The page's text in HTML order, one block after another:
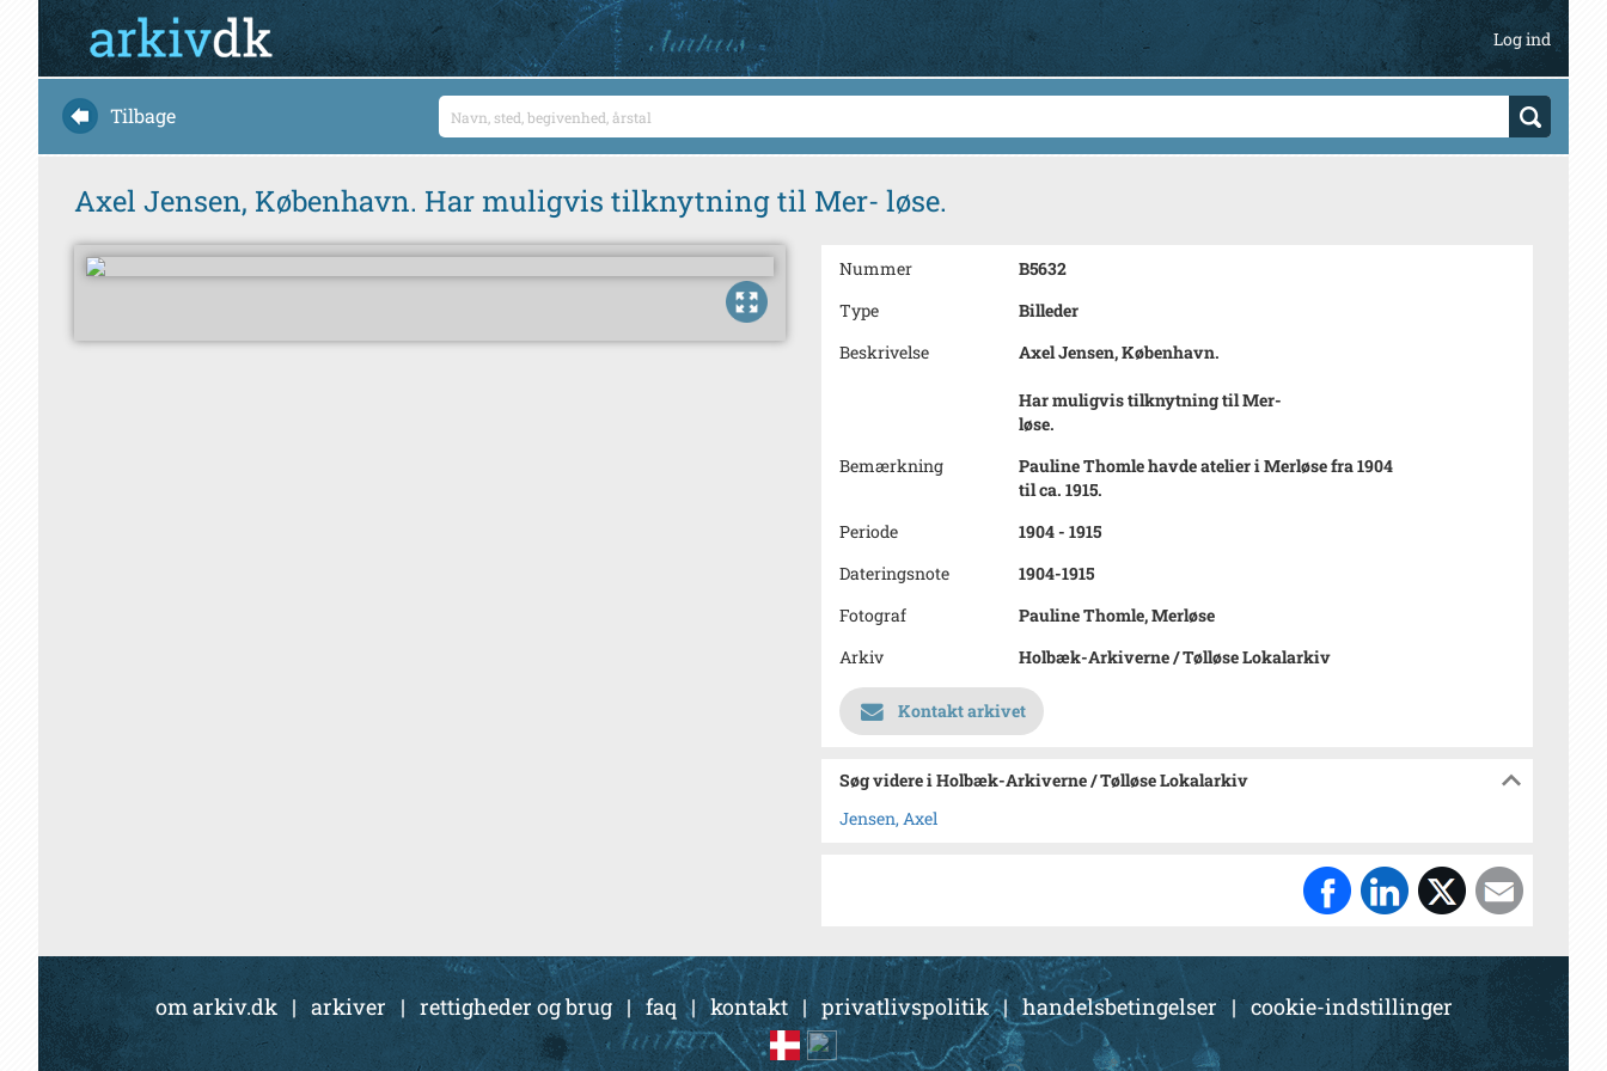
Log ind
Tilbage
Axel Jensen, København. Har muligvis tilknytning til Mer- løse.
Nummer
B5632
Type
Billeder
Beskrivelse
Axel Jensen, København.
Har muligvis tilknytning til Mer-
løse.
Bemærkning
Pauline Thomle havde atelier i Merløse fra 1904
til ca. 1915.
Periode
1904 - 1915
Dateringsnote
1904-1915
Fotograf
Pauline Thomle, Merløse
Arkiv
Holbæk-Arkiverne / Tølløse Lokalarkiv
Kontakt arkivet
Søg videre i Holbæk-Arkiverne / Tølløse Lokalarkiv
Jensen, Axel
om arkiv.dk | arkiver| rettigheder og brug|faq |kontakt| privatlivspolitik|handelsbetingelser | cookie-indstillinger